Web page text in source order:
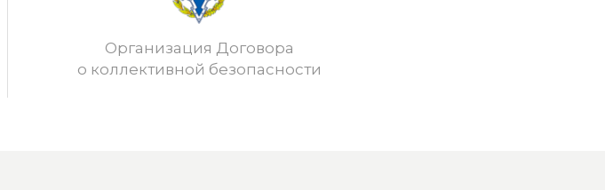
Организация Договора
о коллективной безопасности